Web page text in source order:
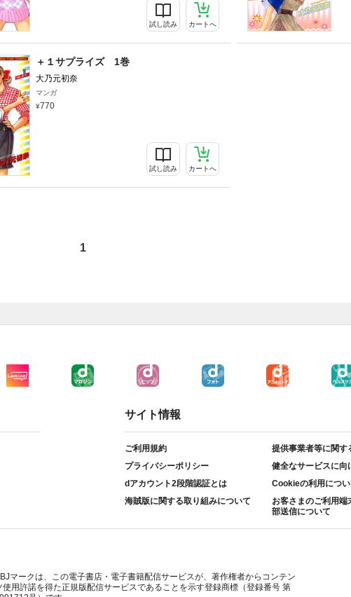
試し読み カートへ
＋１サプライズ 1巻
大乃元初奈
マンガ
770
試し読み カートへ
1
サイト情報
ご利用規約
提供事業者等に関す
プライバシーポリシー
健全なサービスに向
dアカウント2段階認証とは
Cookieの利用につい
海賊版に関する取り組みについて
お客さまのご利用端
部送信について
マークは、この電子書店・電子書籍配信サービスが、著作権者からコンテン
使用許諾を得た正規版配信サービスであることを示す登録商標（登録番号 第